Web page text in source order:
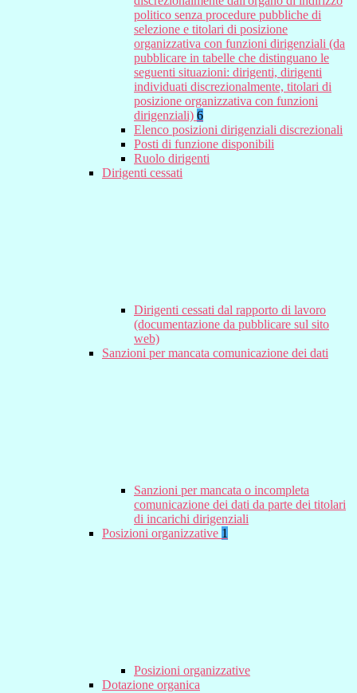
politico senza procedure pubbliche di
selezione e titolari di posizione
organizzativa con funzioni dirigenziali (da
pubblicare in tabelle che distinguano le
seguenti situazioni: dirigenti, dirigenti
individuati discrezionalmente, titolari di
posizione organizzativa con funzioni
dirigenziali) 6
Elenco posizioni dirigenziali discrezionali
Posti di funzione disponibili
Ruolo dirigenti
Dirigenti cessati
Dirigenti cessati dal rapporto di lavoro
(documentazione da pubblicare sul sito
web)
Sanzioni per mancata comunicazione dei dati
Sanzioni per mancata o incompleta
comunicazione dei dati da parte dei titolari
di incarichi dirigenziali
Posizioni organizzative 1
Posizioni organizzative
Dotazione organica